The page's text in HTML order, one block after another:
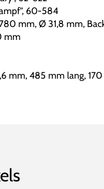
60-584
mm, Ø 31,8 mm,
mm
mm, 485 mm lang,